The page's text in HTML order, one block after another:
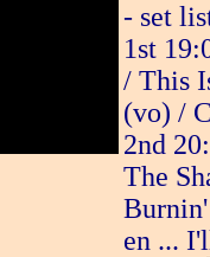
- set
1st
/ This
(vo) /
2nd
The
Burnin'
en ...